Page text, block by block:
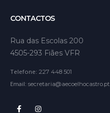
CONTACTOS
Rua das Escolas 200
4505-293 Fiães VFR
Telefone: 227 448 501
Email: secretaria@aecoelhocastro.pt